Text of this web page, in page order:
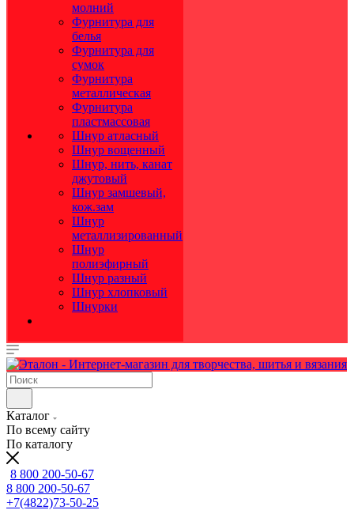
молний
Фурнитура для
белья
Фурнитура для
сумок
Фурнитура
металлическая
Фурнитура
пластмассовая
Шнур атласный
Шнур вощенный
Шнур, нить, канат
джутовый
Шнур замшевый,
кож.зам
Шнур
металлизированный
Шнур
полиэфирный
Шнур разный
Шнур хлопковый
Шнурки
Каталог
По всему сайту
По каталогу
8 800 200-50-67
8 800 200-50-67
+7(4822)73-50-25